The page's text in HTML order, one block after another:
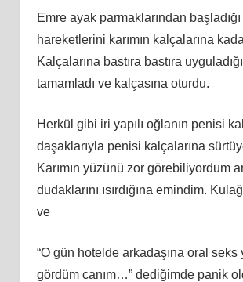
Emre ayak parmaklarından
hareketlerini karımın kalçalarına
Kalçalarına bastıra bastıra
tamamladı ve kalçasına oturdu.
Herkül gibi iri yapılı oğlanın penisi
daşaklarıyla penisi kalçalarına
Karımın yüzünü zor görebiliyordum
dudaklarını ısırdığına emindim.
ve
“O gün hotelde arkadaşına oral seks
gördüm canım…” dediğimde panik